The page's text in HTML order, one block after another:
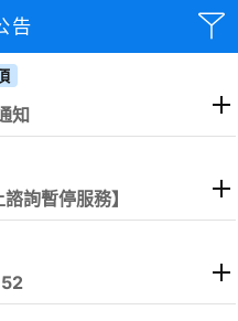
告
知
詢暫停服務】